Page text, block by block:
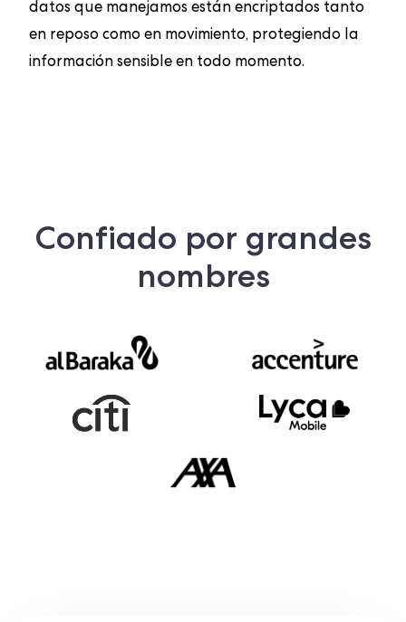
datos que manejamos están encriptados tanto
en reposo como en movimiento, protegiendo la
información sensible en todo momento.
Confiado por grandes
nombres